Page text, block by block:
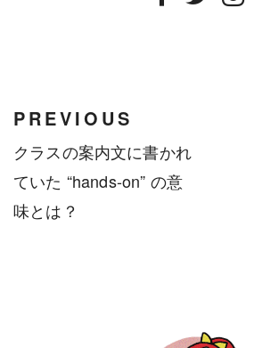
Facebook
Twitter
PREVIOUS
クラスの案内文に書かれ
ていた “hands-on” の意
味とは？